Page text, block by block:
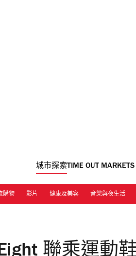
城市探索TIME OUT MARKETS
購物 影片 健康及美容 音樂與夜生活